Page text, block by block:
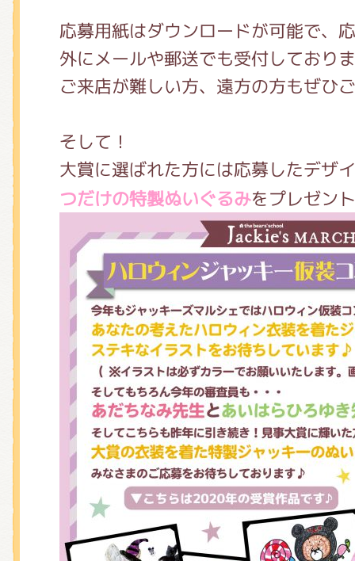
応募用紙はダウンロードが可能で、
外にメールや郵送でも受付しており
ご来店が難しい方、遠方の方もぜひ
そして！
大賞に選ばれた方には応募したデザ
つだけの特製ぬいぐるみをプレゼン